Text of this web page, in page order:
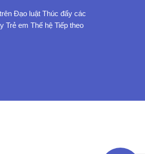
Đạo luật Thúc đẩy các
Trẻ em Thế hệ Tiếp theo